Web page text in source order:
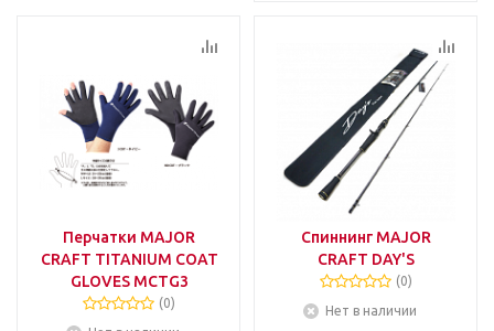
Перчатки MAJOR
CRAFT TITANIUM COAT
GLOVES MCTG3
(0)
Спиннинг MAJOR
CRAFT DAY'S
(0)
Нет в наличии